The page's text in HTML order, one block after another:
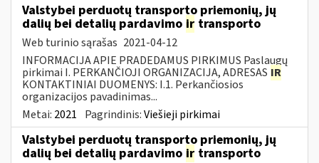
Valstybei perduotų transporto priemonių, jų
dalių bei detalių pardavimo ir transporto
Web turinio sąrašas 2021-04-12
INFORMACIJA APIE PRADEDAMUS PIRKIMUS Paslaugų
pirkimai I. PERKANČIOJI ORGANIZACIJA, ADRESAS IR
KONTAKTINIAI DUOMENYS: I.1. Perkančiosios
organizacijos pavadinimas...
Metai: 2021 Pagrindinis:Viešieji pirkimai
Valstybei perduotų transporto priemonių, jų
dalių bei detalių pardavimo ir transporto